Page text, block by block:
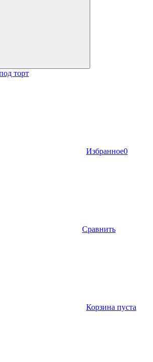
торт
Избранное0
Сравнить
Корзина пуста